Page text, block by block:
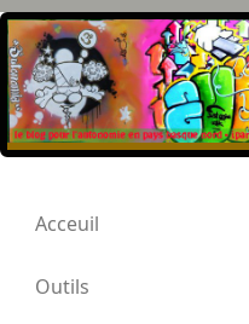
Acceuil
Outils